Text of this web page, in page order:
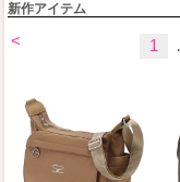
新作アイテム
< 1